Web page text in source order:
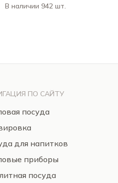
В наличии 942 шт.
ПО САЙТУ
посуда
для напитков
приборы
посуда